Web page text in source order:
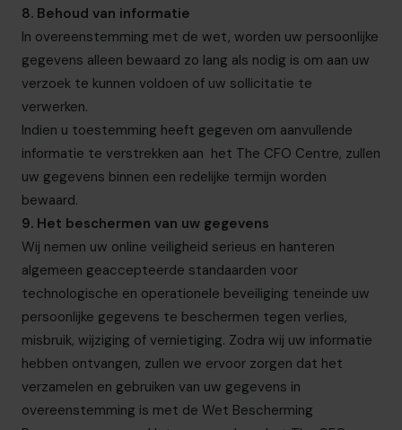
8. Behoud van informatie
In overeenstemming met de wet, worden uw persoonlijke
gegevens alleen bewaard zo lang als nodig is om aan uw
verzoek te kunnen voldoen of uw sollicitatie te
verwerken.
Indien u toestemming heeft gegeven om aanvullende
informatie te verstrekken aan het The CFO Centre, zullen
uw gegevens binnen een redelijke termijn worden
bewaard.
9. Het beschermen van uw gegevens
Wij nemen uw online veiligheid serieus en hanteren
algemeen geaccepteerde standaarden voor
technologische en operationele beveiliging teneinde uw
persoonlijke gegevens te beschermen tegen verlies,
misbruik, wijziging of vernietiging. Zodra wij uw informatie
hebben ontvangen, zullen we ervoor zorgen dat het
verzamelen en gebruiken van uw gegevens in
overeenstemming is met de Wet Bescherming